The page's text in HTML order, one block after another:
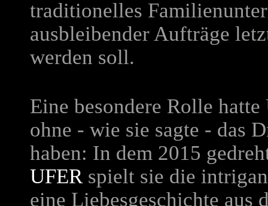
traditionelles
ausbleibender Aufträge
werden soll.
Eine besondere Rolle
ohne - wie sie sagte - das
haben: In dem 2015
UFERspielt sie die
eine Liebesgeschichte aus